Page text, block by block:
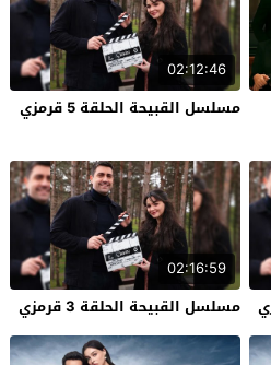
02:12:46
مسلسل القبيحة الحلقة 5 قرمزي
02:16:59
مسلسل القبيحة الحلقة 3 قرمزي